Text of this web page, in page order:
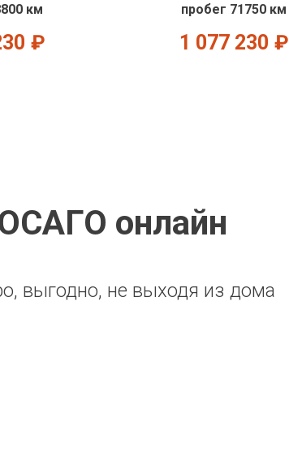
км
₽
пробег 71750 км
1 077 230 ₽
онлайн
выгодно, не выходя из дома